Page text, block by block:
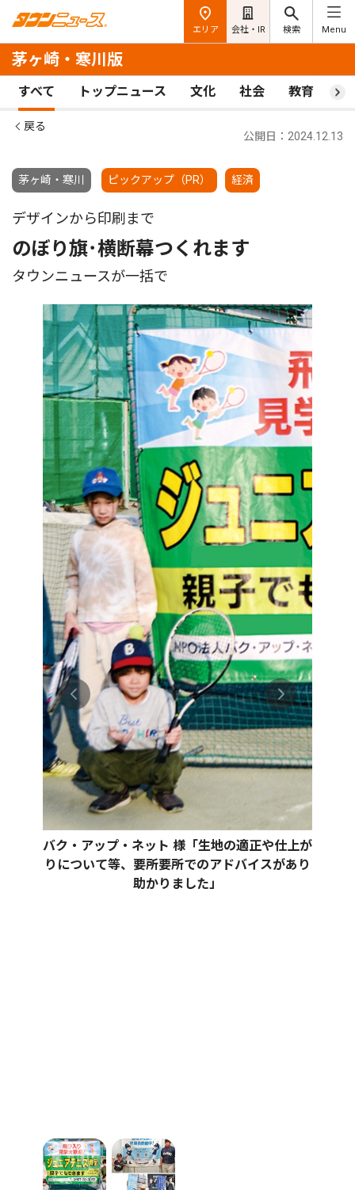
エリア 会社・IR 検索 Menu
茅ヶ崎・寒川版
すべて トップニュース 文化 社会 教育 ス
戻る
茅ヶ崎・寒川 ピックアップ（PR） 経済
公開日：2024.12.13
デザインから印刷まで
のぼり旗･横断幕つくれます
タウンニュースが一括で
バク・アップ・ネット 様「生地の適正や仕上が
りについて等、要所要所でのアドバイスがあり
助かりました」